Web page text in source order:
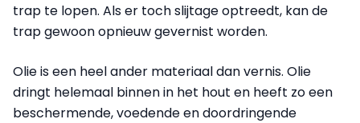
trap te lopen. Als er toch slijtage optreedt, kan de
trap gewoon opnieuw gevernist worden.
Olie is een heel ander materiaal dan vernis. Olie
dringt helemaal binnen in het hout en heeft zo een
beschermende, voedende en doordringende